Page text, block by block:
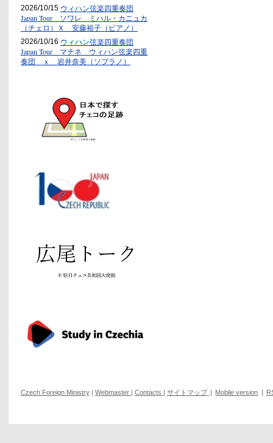
2026/10/15 ウィハン弦楽四重奏団
Japan Tour ソワレ ミハル・カニュカ
（チェロ）Ｘ 安藤裕子（ピアノ）
2026/10/16 ウィハン弦楽四重奏団
Japan Tour マチネ ウィハン弦楽四重
奏団 ｘ 岩井奈美（ソプラノ）
Czech Foreign Ministry | Webmaster | Contacts | サイトマップ | Mobile version |